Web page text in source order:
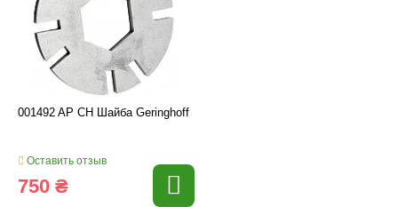
001492 AP CH Шайба Geringhoff
Оставить отзыв
750 ₴